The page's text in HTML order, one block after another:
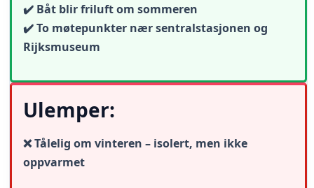
✔️ Båt blir friluft om sommeren
✔️ To møtepunkter nær sentralstasjonen og
Rijksmuseum
Ulemper:
❌ Tålelig om vinteren – isolert, men ikke
oppvarmet